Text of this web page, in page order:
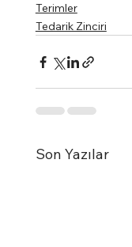
Terimler
Tedarik Zinciri
Son Yazılar